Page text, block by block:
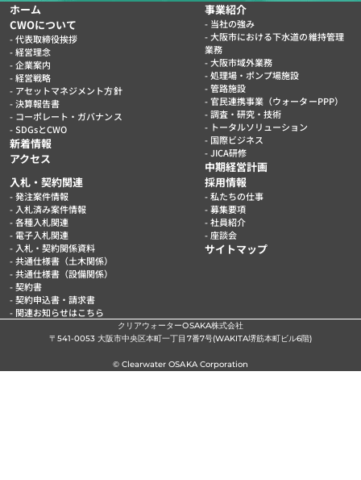
ホーム
CWOについて
代表取締役挨拶
経営理念
企業案内
経営戦略
アセットマネジメント方針
決算報告書
コーポレート・ガバナンス
SDGsとCWO
新着情報
アクセス
事業紹介
当社の強み
大阪市における下水道の維持管理
業務
大阪市域外業務
処理場・ポンプ場施設
管路施設
官民連携事業（ウォーターPPP）
調査・研究・技術
トータルソリューション
国際ビジネス
JICA研修
中期経営計画
入札・契約関連
発注案件情報
入札済み案件情報
各種入札関連
電子入札関連
入札・契約関係資料
共通仕様書（土木関係）
共通仕様書（設備関係）
契約書
契約申込書・請求書
関連お知らせはこちら
採用情報
私たちの仕事
募集要項
社員紹介
座談会
サイトマップ
クリアウォーターOSAKA株式会社
〒541-0053 大阪市中央区本町一丁目7番7号(WAKITA堺筋本町ビル6階)
© Clearwater OSAKA Corporation